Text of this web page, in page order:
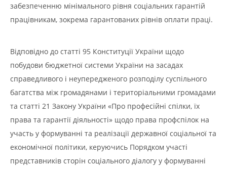
забезпеченню мінімального рівня соціальних гарантій
працівникам, зокрема гарантованих рівнів оплати праці.
Відповідно до статті 95 Конституції України щодо
побудови бюджетної системи України на засадах
справедливого і неупередженого розподілу суспільного
багатства між громадянами і територіальними громадами
та статті 21 Закону України «Про професійні спілки, їх
права та гарантії діяльності» щодо права профспілок на
участь у формуванні та реалізації державної соціальної та
економічної політики, керуючись Порядком участі
представників сторін соціального діалогу у формуванні